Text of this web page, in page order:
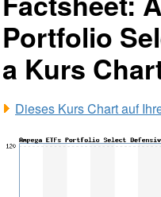
Portfolio
a Kurs
Dieses Kurs Chart auf